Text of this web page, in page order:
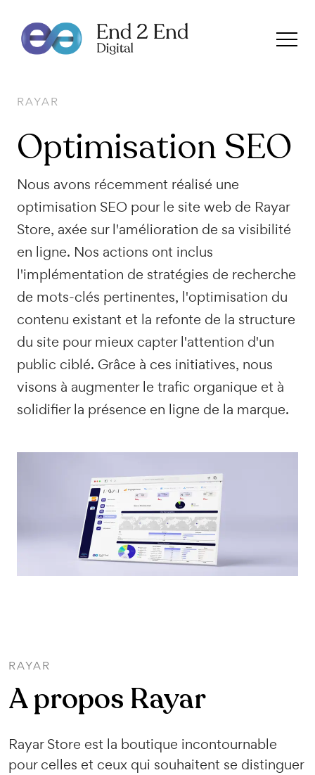
RAYAR
Optimisation SEO
Nous avons récemment réalisé une
optimisation SEO pour le site web de Rayar
Store, axée sur l'amélioration de sa visibilité
en ligne. Nos actions ont inclus
l'implémentation de stratégies de recherche
de mots-clés pertinentes, l'optimisation du
contenu existant et la refonte de la structure
du site pour mieux capter l'attention d'un
public ciblé. Grâce à ces initiatives, nous
visons à augmenter le trafic organique et à
solidifier la présence en ligne de la marque.
RAYAR
A propos Rayar
Rayar Store est la boutique incontournable
pour celles et ceux qui souhaitent se distinguer